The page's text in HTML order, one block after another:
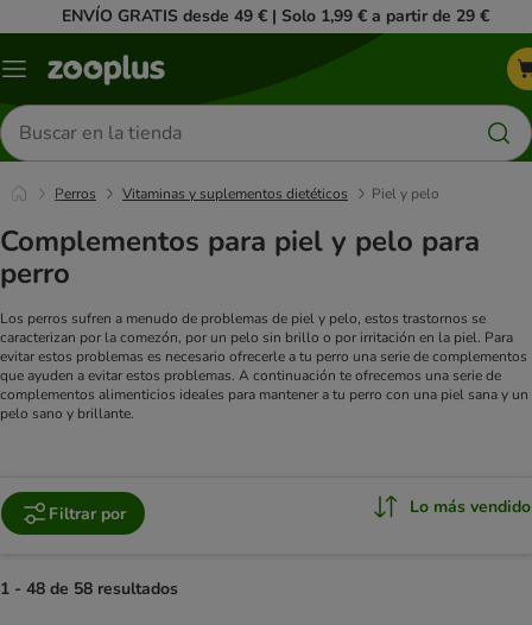
ENVÍO GRATIS desde 49 € | Solo 1,99 € a partir de 29 €
Menú
Buscar
productos
Perros Vitaminas y suplementos dietéticos Piel y pelo
Complementos para piel y pelo para
perro
Los perros sufren a menudo de problemas de piel y pelo, estos trastornos se
caracterizan por la comezón, por un pelo sin brillo o por irritación en la piel. Para
evitar estos problemas es necesario ofrecerle a tu perro una serie de complementos
que ayuden a evitar estos problemas. A continuación te ofrecemos una serie de
complementos alimenticios ideales para mantener a tu perro con una piel sana y un
pelo sano y brillante.
Filtrar por Lo más vendido
1 - 48 de 58 resultados